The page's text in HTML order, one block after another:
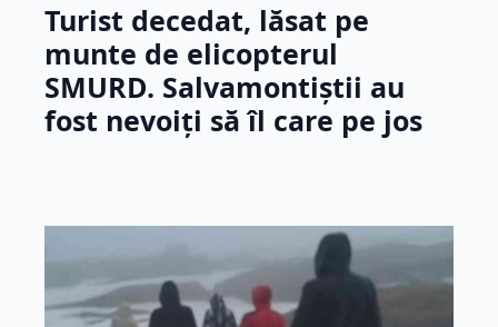
Turist decedat, lăsat pe
munte de elicopterul
SMURD. Salvamontiștii au
fost nevoiți să îl care pe jos